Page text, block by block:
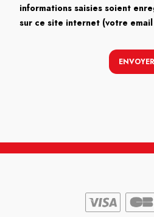
informations saisies soient
sur ce site internet (votre
ENVOYER